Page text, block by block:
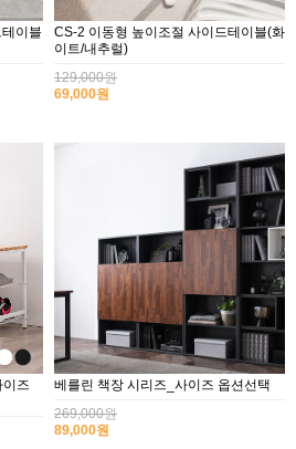
CS-2 이동형 높이조절 사이드테이블(화
이트/내추럴)
129,000원
69,000원
즈
베를린 책장 시리즈_사이즈 옵션선택
269,000원
89,000원